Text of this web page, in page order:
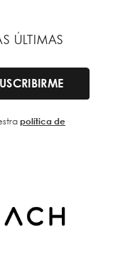
ÚLTIMAS
política de